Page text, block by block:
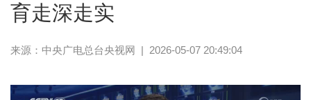
育走深走实
来源： 中央广电总台央视网 | 2026-05-07 20:49:04